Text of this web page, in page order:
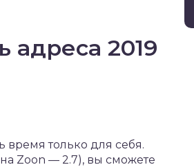
2019
время только для себя.
Zoon — 2.7), вы сможете